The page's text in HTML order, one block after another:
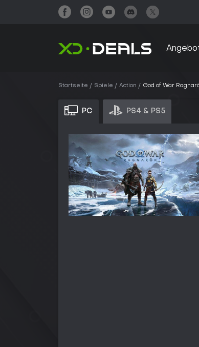
Startseite Spiele Action God of War
PC PS4 & PS5